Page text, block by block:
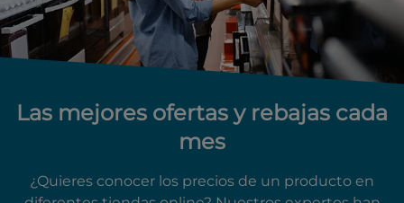
Las mejores ofertas y rebajas cada
mes
¿Quieres conocer los precios de un producto en